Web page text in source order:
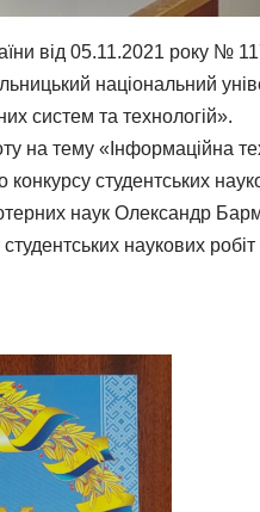
від 05.11.2021 року №
національний
систем та технологій».
на тему «Інформаційна
студентських
наук Олександр
студентських наукових